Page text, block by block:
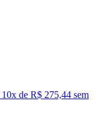
10x de R$ 275,44 sem